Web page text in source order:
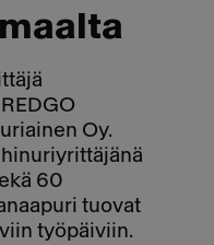
Oy.
60
tuovat
työpäiviin.